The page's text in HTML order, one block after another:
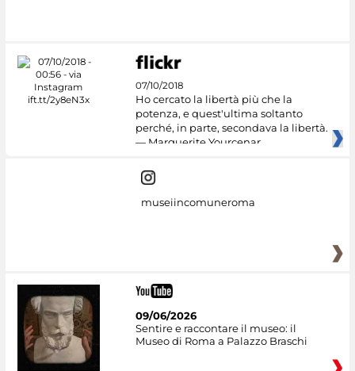
07/10/2018
Ho cercato la libertà più che la
potenza, e quest'ultima soltanto
perché, in parte, secondava la libertà.
— Marguerite Yourcenar
museiincomuneroma
09/06/2026
Sentire e raccontare il museo: il
Museo di Roma a Palazzo Braschi